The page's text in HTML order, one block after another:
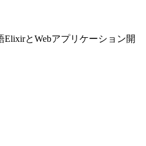
とWebアプリケーション開